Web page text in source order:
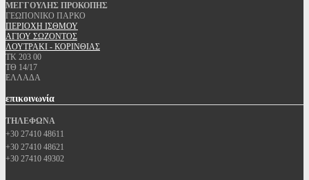
ΜΕΓΓΟΥΛΗΣ ΠΡΟΚΟΠΗΣ
ΓΕΩΠΟΝΙΚΟ ΠΑΡΚΟ
ΠΕΡΙΟΧΗ ΙΣΘΜΟΥ
ΑΓΙΟΥ ΣΩΖΟΝΤΟΣ
ΛΟΥΤΡΑΚΙ - ΚΟΡΙΝΘΙΑΣ
ΤΚ 203 00
ΤΘ 14/17
ΕΛΛΑΔΑ
επικοινωνία
ΤΗΛΕΦΩΝΑ
+30 27410 48611
+30 27410 48621
+30 27410 49302